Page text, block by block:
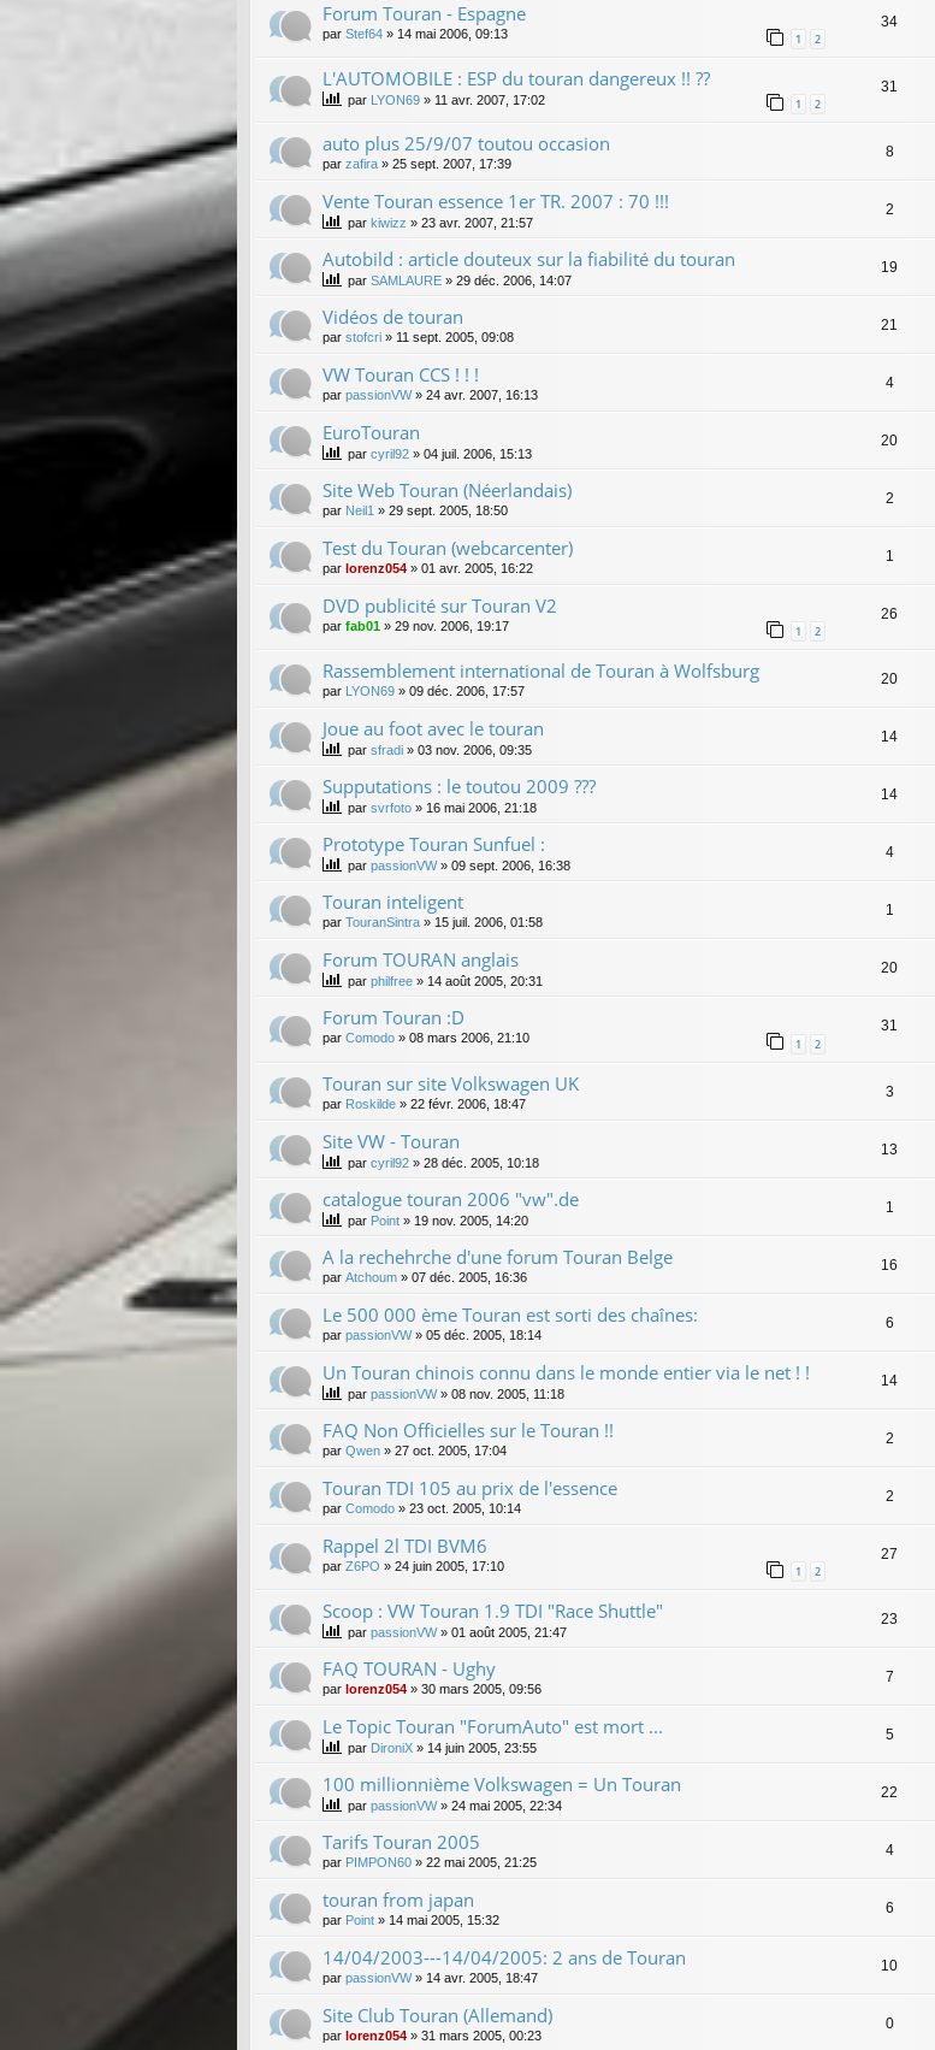
Forum Touran - Espagne
par Stef64 » 14 mai 2006, 09:13 1 2
34
L'AUTOMOBILE : ESP du touran dangereux !! ??
par LYON69 » 11 avr. 2007, 17:02 1 2
31
auto plus 25/9/07 toutou occasion
par zafira » 25 sept. 2007, 17:39
8
Vente Touran essence 1er TR. 2007 : 70 !!!
par kiwizz » 23 avr. 2007, 21:57
2
Autobild : article douteux sur la fiabilité du touran
par SAMLAURE » 29 déc. 2006, 14:07
19
Vidéos de touran
par stofcri » 11 sept. 2005, 09:08
21
VW Touran CCS ! ! !
par passionVW» 24 avr. 2007, 16:13
4
EuroTouran
par cyril92 » 04 juil. 2006, 15:13
20
Site Web Touran (Néerlandais)
par Neil1 » 29 sept. 2005, 18:50
2
Test du Touran (webcarcenter)
par lorenz054 » 01 avr. 2005, 16:22
1
DVD publicité sur Touran V2
par fab01 » 29 nov. 2006, 19:17 1 2
26
Rassemblement international de Touran à Wolfsburg
par LYON69 » 09 déc. 2006, 17:57
20
Joue au foot avec le touran
par sfradi » 03 nov. 2006, 09:35
14
Supputations : le toutou 2009 ???
par svrfoto » 16 mai 2006, 21:18
14
Prototype Touran Sunfuel :
par passionVW» 09 sept. 2006, 16:38
4
Touran inteligent
par TouranSintra » 15 juil. 2006, 01:58
1
Forum TOURAN anglais
par philfree » 14 août 2005, 20:31
20
Forum Touran :D
par Comodo » 08 mars 2006, 21:10 1 2
31
Touran sur site Volkswagen UK
par Roskilde » 22 févr. 2006, 18:47
3
Site VW - Touran
par cyril92 » 28 déc. 2005, 10:18
13
catalogue touran 2006 "vw".de
par Point » 19 nov. 2005, 14:20
1
A la rechehrche d'une forum Touran Belge
par Atchoum » 07 déc. 2005, 16:36
16
Le 500 000 ème Touran est sorti des chaînes:
par passionVW» 05 déc. 2005, 18:14
6
Un Touran chinois connu dans le monde entier via le net ! !
par passionVW» 08 nov. 2005, 11:18
14
FAQ Non Officielles sur le Touran !!
par Qwen » 27 oct. 2005, 17:04
2
Touran TDI 105 au prix de l'essence
par Comodo » 23 oct. 2005, 10:14
2
Rappel 2l TDI BVM6
par Z6PO » 24 juin 2005, 17:10 1 2
27
Scoop : VW Touran 1.9 TDI "Race Shuttle"
par passionVW» 01 août 2005, 21:47
23
FAQ TOURAN - Ughy
par lorenz054 » 30 mars 2005, 09:56
7
Le Topic Touran "ForumAuto" est mort ...
par DironiX » 14 juin 2005, 23:55
5
100 millionnième Volkswagen = Un Touran
par passionVW» 24 mai 2005, 22:34
22
Tarifs Touran 2005
par PIMPON60 » 22 mai 2005, 21:25
4
touran from japan
par Point » 14 mai 2005, 15:32
6
14/04/2003---14/04/2005: 2 ans de Touran
par passionVW» 14 avr. 2005, 18:47
10
Site Club Touran (Allemand)
par lorenz054 » 31 mars 2005, 00:23
0